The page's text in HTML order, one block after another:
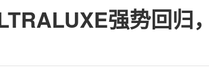
投资并购
能源化
马来西亚
强势回归